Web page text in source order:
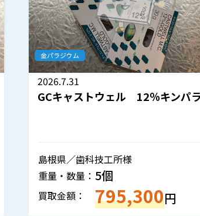
金パラジウム
2026.7.30
モリタ 金パラナイス 12％
秋田県／歯科技工所様
重量・数量：
買取金額： 133,050